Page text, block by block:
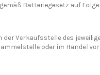
Batteriegesetz auf
Verkaufsstelle des
oder im Handel